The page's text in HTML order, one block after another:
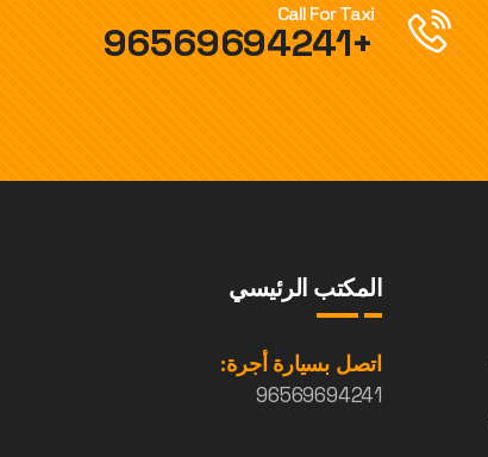
Call For Taxi
+96569694241
المكتب الرئيسي
اتصل بسيارة أجرة:
96569694241